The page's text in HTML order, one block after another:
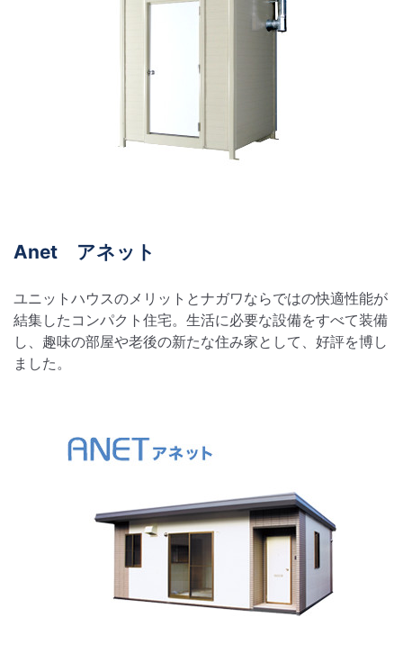
Anet アネット
ユニットハウスのメリットとナガワならではの快適性能が
結集したコンパクト住宅。生活に必要な設備をすべて装備
し、趣味の部屋や老後の新たな住み家として、好評を博し
ました。